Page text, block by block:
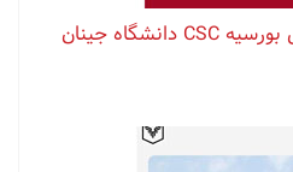
۲ پذیرش مستر داروسازی بورسیه CSC دانشگاه جینان